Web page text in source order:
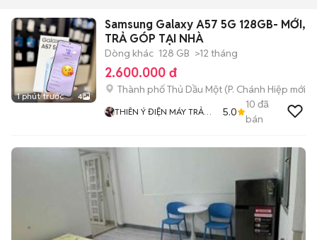
1 phút trước 4
Samsung Galaxy A57 5G 128GB- MỚI,
TRẢ GÓP TẠI NHÀ
Dòng khác 128 GB >12 tháng
2.600.000 đ
Thành phố Thủ Dầu Một (P. Chánh Hiệp mới)
THIÊN Ý ĐIỆN MÁY TRẢ
5.0
10 đã
bán